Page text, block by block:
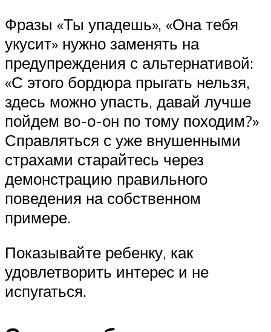
Фразы «Ты упадешь», «Она тебя
укусит» нужно заменять на
предупреждения с альтернативой:
«С этого бордюра прыгать нельзя,
здесь можно упасть, давай лучше
пойдем во-о-он по тому походим?»
Справляться с уже внушенными
страхами старайтесь через
демонстрацию правильного
поведения на собственном
примере.
Показывайте ребенку, как
удовлетворить интерес и не
испугаться.